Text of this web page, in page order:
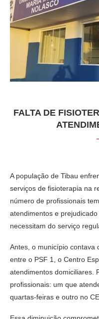
FALTA DE
A população de Tibau
serviços de fisioterapia na
número de profissionais
atendimentos e
necessitam do serviço
Antes, o município contava
entre o PSF 1, o Centro
atendimentos domiciliares.
profissionais: um que
quartas-feiras e outro no